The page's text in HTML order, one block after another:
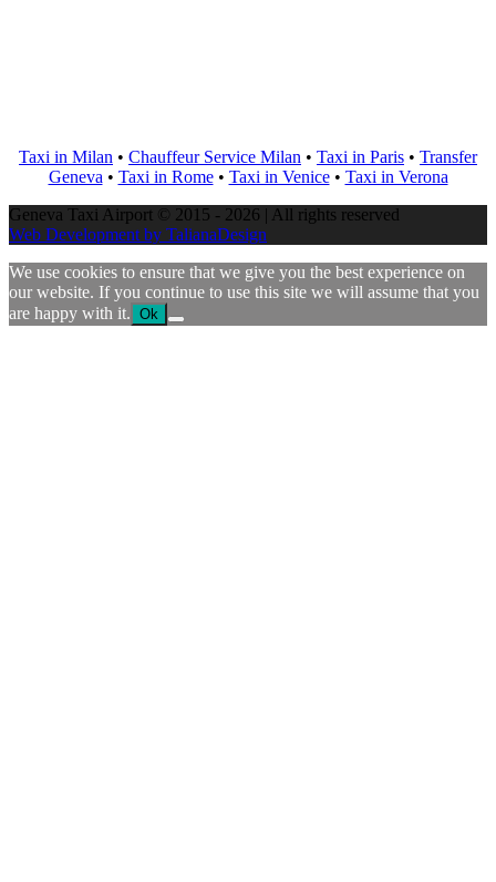
Taxi in Milan • Chauffeur Service Milan • Taxi in Paris • Transfer
Geneva • Taxi in Rome• Taxi in Venice• Taxi in Verona
Geneva Taxi Airport © 2015 - 2026 | All rights reserved
Web Development by TalianaDesign
We use cookies to ensure that we give you the best experience on
our website. If you continue to use this site we will assume that you
are happy with it. Ok